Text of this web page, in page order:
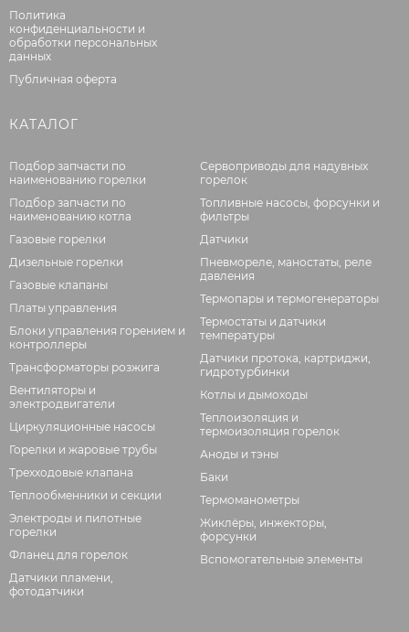
Политика
конфиденциальности и
обработки персональных
данных
Публичная оферта
КАТАЛОГ
Подбор запчасти по
наименованию горелки
Подбор запчасти по
наименованию котла
Газовые горелки
Дизельные горелки
Газовые клапаны
Платы управления
Блоки управления горением и
контроллеры
Трансформаторы розжига
Вентиляторы и
электродвигатели
Циркуляционные насосы
Горелки и жаровые трубы
Трехходовые клапана
Теплообменники и секции
Электроды и пилотные
горелки
Фланец для горелок
Датчики пламени,
фотодатчики
Сервоприводы для надувных
горелок
Топливные насосы, форсунки и
фильтры
Датчики
Пневмореле, маностаты, реле
давления
Термопары и термогенераторы
Термостаты и датчики
температуры
Датчики протока, картриджи,
гидротурбинки
Котлы и дымоходы
Теплоизоляция и
термоизоляция горелок
Аноды и тэны
Баки
Термоманометры
Жиклёры, инжекторы,
форсунки
Вспомогательные элементы